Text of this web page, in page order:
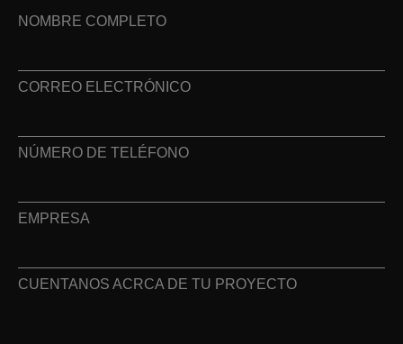
NOMBRE COMPLETO
CORREO ELECTRÓNICO
NÚMERO DE TELÉFONO
EMPRESA
CUENTANOS ACRCA DE TU PROYECTO